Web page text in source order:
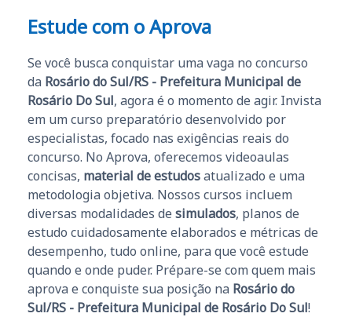
Estude com o Aprova
Se você busca conquistar uma vaga no concurso
da Rosário do Sul/RS - Prefeitura Municipal de
Rosário Do Sul, agora é o momento de agir. Invista
em um curso preparatório desenvolvido por
especialistas, focado nas exigências reais do
concurso. No Aprova, oferecemos videoaulas
concisas, material de estudosatualizado e uma
metodologia objetiva. Nossos cursos incluem
diversas modalidades de simulados, planos de
estudo cuidadosamente elaborados e métricas de
desempenho, tudo online, para que você estude
quando e onde puder. Prépare-se com quem mais
aprova e conquiste sua posição na Rosário do
Sul/RS - Prefeitura Municipal de Rosário Do Sul!